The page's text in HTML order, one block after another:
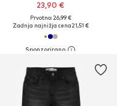
23,90 €
Prvotno: 26,99 €
Zadnja najnižja cena21,51 €